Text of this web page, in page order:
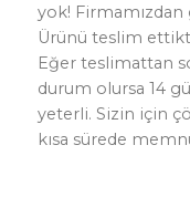
yok! Firmamızdan
Ürünü teslim
Eğer teslimattan
durum olursa 14
yeterli. Sizin için
kısa sürede